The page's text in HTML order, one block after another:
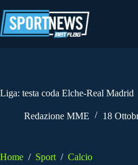
al
contenuto
Liga: testa coda Elche-Real Madrid
Redazione MME 18
Home / Sport / Calcio